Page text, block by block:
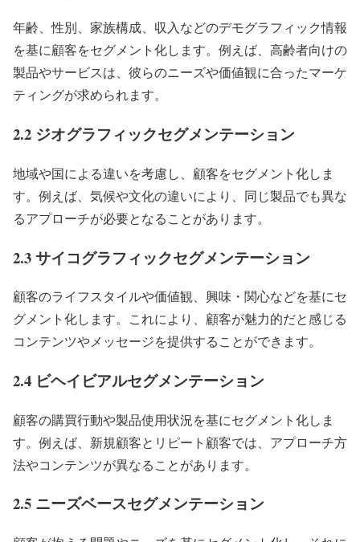
年齢、性別、家族構成、収入などのデモグラフィック情報
を基に顧客をセグメント化します。例えば、高齢者向けの
製品やサービスは、彼らのニーズや価値観に合ったマーケ
ティングが求められます。
2.2 ジオグラフィックセグメンテーション
地域や国による違いを考慮し、顧客をセグメント化しま
す。例えば、気候や文化の違いにより、同じ製品でも異な
るアプローチが必要となることがあります。
2.3 サイコグラフィックセグメンテーション
顧客のライフスタイルや価値観、興味・関心などを基にセ
グメント化します。これにより、顧客が魅力的だと感じる
コンテンツやメッセージを提供することができます。
2.4 ビヘイビアルセグメンテーション
顧客の購買行動や製品使用状況を基にセグメント化しま
す。例えば、新規顧客とリピート顧客では、アプローチ方
法やコンテンツが異なることがあります。
2.5 ニーズベースセグメンテーション